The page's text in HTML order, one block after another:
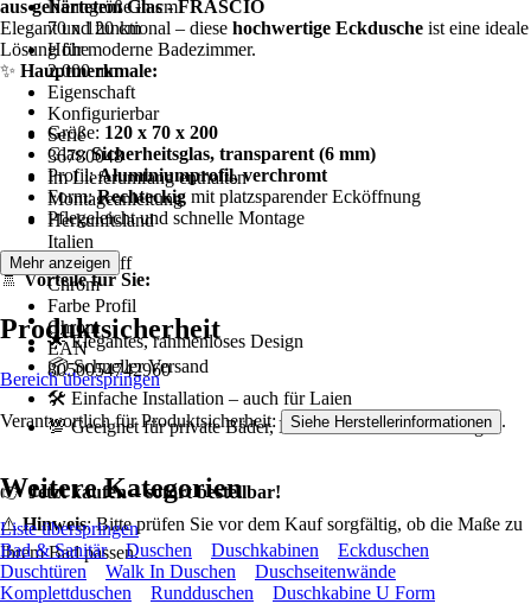
Nenngröße in cm
70 x 120 cm
Höhe
2.000 mm
Eigenschaft
Konfigurierbar
Serie
36780048
Im Lieferumfang enthalten
Montageanleitung
Herkunftsland
Italien
Farbe Griff
Chrom
Farbe Profil
Chrom
EAN
8050054742960
aus gehärtetem Glas - FRASCIO
Elegant und funktional – diese hochwertige Eckdusche ist eine ideale
Lösung für moderne Badezimmer.
✨ Hauptmerkmale:
Größe: 120 x 70 x 200
Glas:Sicherheitsglas, transparent (6 mm)
Profil:Aluminiumprofil, verchromt
Form:Rechteckig mit platzsparender Ecköffnung
Pflegeleicht und schnelle Montage
🚿Vorteile für Sie:
🌟 Elegantes, rahmenloses Design
📦 Schneller Versand
🛠️ Einfache Installation – auch für Laien
💯 Geeignet für private Bäder, Hotels und Ferienwohnungen
👉Jetzt kaufen – sofort bestellbar!
⚠️Hinweis: Bitte prüfen Sie vor dem Kauf sorgfältig, ob die Maße zu
Ihrem Bad passen.
Mehr anzeigen
Produktsicherheit
Bereich überspringen
Verantwortlich für Produktsicherheit: Siehe Herstellerinformationen .
Weitere Kategorien
Liste überspringen
Bad & Sanitär
Duschen Duschkabinen
Eckduschen
Duschtüren
Walk In Duschen
Duschseitenwände
Komplettduschen
Rundduschen
Duschkabine U Form